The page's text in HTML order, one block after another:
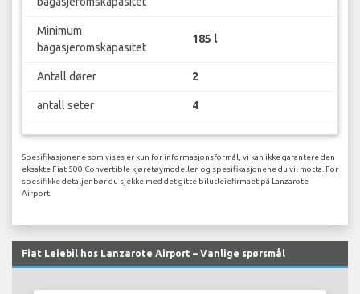
Minimum
bagasjeromskapasitet
185 l
Antall dører 2
antall seter 4
Spesifikasjonene som vises er kun for informasjonsformål, vi kan ikke garantere den
eksakte Fiat 500 Convertible kjøretøymodellen og spesifikasjonene du vil motta. For
spesifikke detaljer bør du sjekke med det gitte bilutleiefirmaet på Lanzarote
Airport.
Fiat Leiebil hos Lanzarote Airport – Vanlige spørsmål